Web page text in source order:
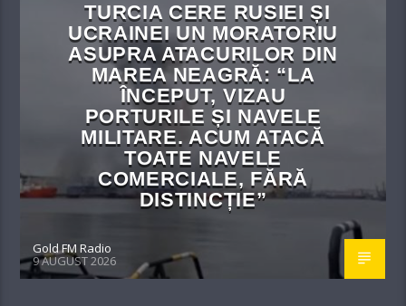
TURCIA CERE RUSIEI ȘI
UCRAINEI UN MORATORIU
ASUPRA ATACURILOR DIN
MAREA NEAGRĂ: “LA
ÎNCEPUT, VIZAU
PORTURILE ȘI NAVELE
MILITARE. ACUM ATACĂ
TOATE NAVELE
COMERCIALE, FĂRĂ
DISTINCȚIE”
Gold FM Radio
9 AUGUST 2026